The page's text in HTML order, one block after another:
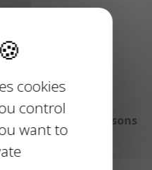
cookies
control
want to
réservés aux
livraisons
de Bours